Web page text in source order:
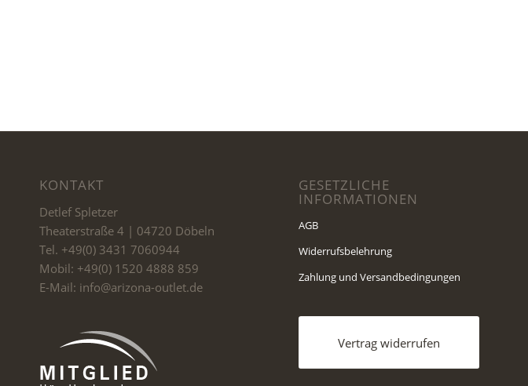
KONTAKT
Detlef Spletzer
Theaterstraße 4 | 04720 Döbeln
Tel. +49(0) 3431 7060944
Mobil: +49(0) 1520 4888 859
E-Mail: info@arizona-outlet.de
GESETZLICHE
INFORMATIONEN
AGB
Widerrufsbelehrung
Zahlung und Versandbedingungen
Vertrag widerrufen